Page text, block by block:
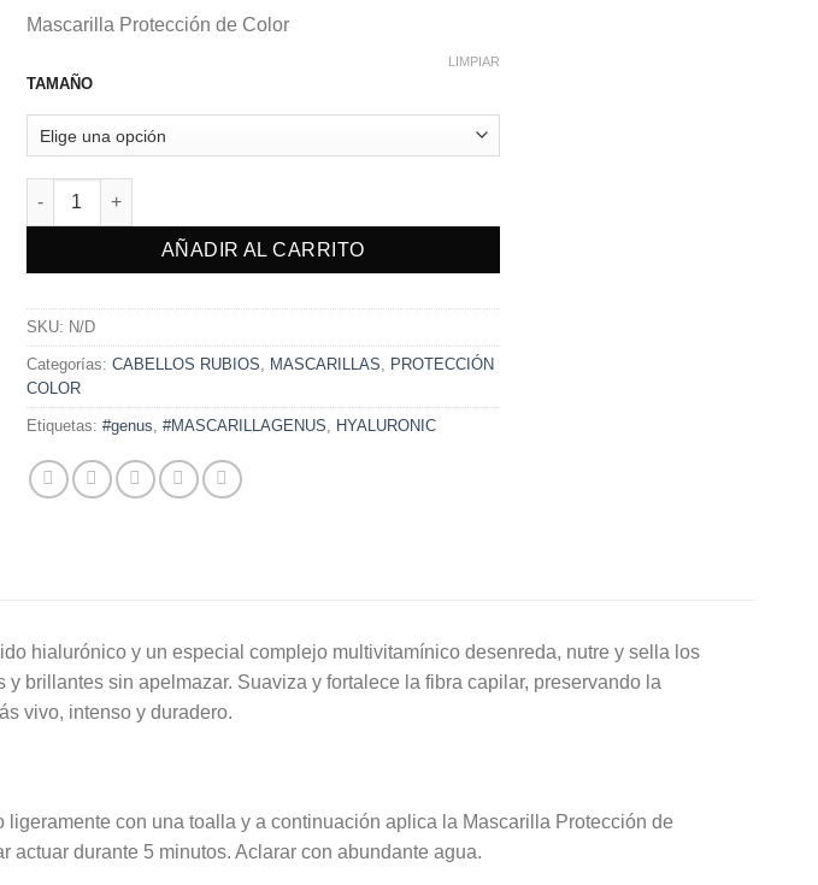
Mascarilla Protección de Color
TAMAÑO
LIMPIAR
MASCARILLA PROTECCIÓN COLOR cantidad
AÑADIR AL CARRITO
SKU: N/D
Categorías: CABELLOS RUBIOS MASCARILLAS
PROTECCIÓN
COLOR
Etiquetas: #genus #MASCARILLAGENUS HYALURONIC
hialurónico y un especial complejo multivitamínico desenreda, nutre y sella los
brillantes sin apelmazar. Suaviza y fortalece la fibra capilar, preservando la
vivo, intenso y duradero.
con una toalla y a continuación aplica la Mascarilla Protección de
actuar durante 5 minutos. Aclarar con abundante agua.